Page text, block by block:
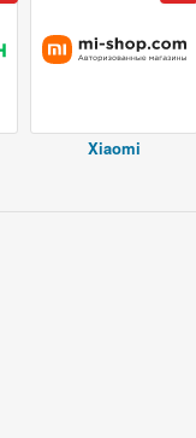
Xiaomi